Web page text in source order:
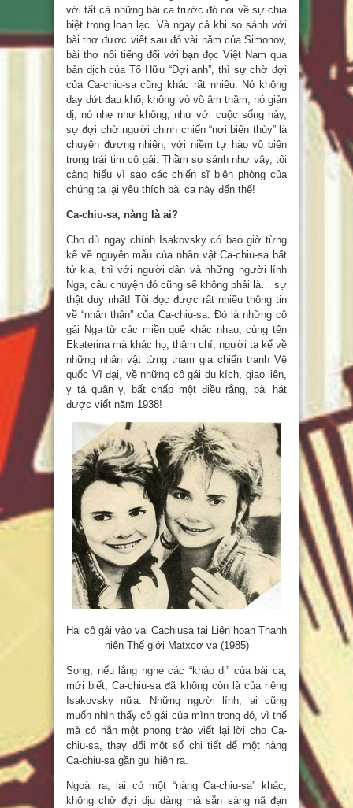
với tất cả những bài ca trước đó nói về sự chia
biệt trong loạn lạc. Và ngay cả khi so sánh với
bài thơ được viết sau đó vài năm của Simonov,
bài thơ nổi tiếng đối với bạn đọc Việt Nam qua
bản dịch của Tố Hữu “Đợi anh”, thì sự chờ đợi
của Ca-chiu-sa cũng khác rất nhiều. Nó không
day dứt đau khổ, không vò võ âm thầm, nó giản
dị, nó nhẹ như không, như với cuộc sống này,
sự đợi chờ người chinh chiến “nơi biên thùy” là
chuyện đương nhiên, với niềm tự hào vô biên
trong trái tim cô gái. Thầm so sánh như vậy, tôi
càng hiểu vì sao các chiến sĩ biên phòng của
chúng ta lại yêu thích bài ca này đến thế!
Ca-chiu-sa, nàng là ai?
Cho dù ngay chính Isakovsky có bao giờ từng
kể về nguyên mẫu của nhân vật Ca-chiu-sa bất
tử kia, thì với người dân và những người lính
Nga, câu chuyện đó cũng sẽ không phải là… sự
thật duy nhất! Tôi đọc được rất nhiều thông tin
về “nhân thân” của Ca-chiu-sa. Đó là những cô
gái Nga từ các miền quê khác nhau, cùng tên
Ekaterina mà khác họ, thậm chí, người ta kể về
những nhân vật từng tham gia chiến tranh Vệ
quốc Vĩ đại, về những cô gái du kích, giao liên,
y tá quân y, bất chấp một điều rằng, bài hát
được viết năm 1938!
Hai cô gái vào vai Cachiusa tại Liên hoan Thanh
niên Thế giới Matxcơ va (1985)
Song, nếu lắng nghe các “khảo dị” của bài ca,
mới biết, Ca-chiu-sa đã không còn là của riêng
Isakovsky nữa. Những người lính, ai cũng
muốn nhìn thấy cô gái của mình trong đó, vì thế
mà có hẳn một phong trào viết lại lời cho Ca-
chiu-sa, thay đổi một số chi tiết để một nàng
Ca-chiu-sa gần gụi hiện ra.
Ngoài ra, lại có một “nàng Ca-chiu-sa” khác,
không chờ đợi dịu dàng mà sẵn sàng nã đạn